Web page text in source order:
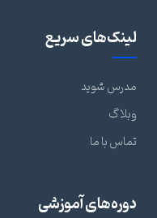
لینک‌های سریع
مدرس شوید
وبلاگ
تماس با ما
دوره‌های آموزشی